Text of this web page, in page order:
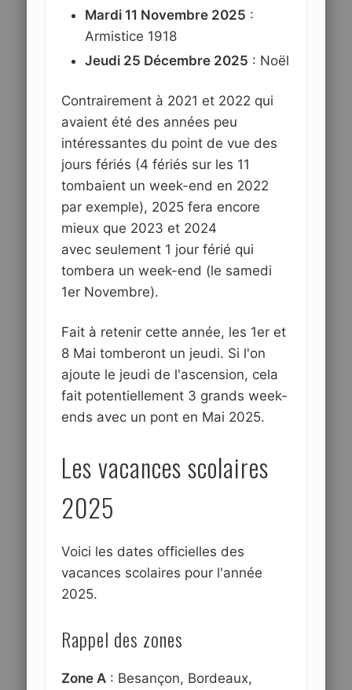
Mardi 11 Novembre 2025 :
Armistice 1918
Jeudi 25 Décembre 2025 : Noël
Contrairement à 2021 et 2022 qui
avaient été des années peu
intéressantes du point de vue des
jours fériés (4 fériés sur les 11
tombaient un week-end en 2022
par exemple), 2025 fera encore
mieux que 2023 et 2024
avec seulement 1 jour férié qui
tombera un week-end (le samedi
1er Novembre).
Fait à retenir cette année, les 1er et
8 Mai tomberont un jeudi. Si l'on
ajoute le jeudi de l'ascension, cela
fait potentiellement 3 grands week-
ends avec un pont en Mai 2025.
Les vacances scolaires
2025
Voici les dates officielles des
vacances scolaires pour l'année
2025.
Rappel des zones
Zone A : Besançon, Bordeaux,